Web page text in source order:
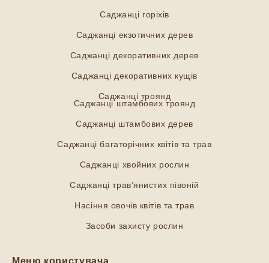
Саджанці горіхів
Саджанці екзотичних дерев
Саджанці декоративних дерев
Саджанці декоративних кущів
Саджанці троянд
Саджанці штамбових троянд
Саджанці штамбових дерев
Саджанці багаторічних квітів та трав
Саджанці хвойних рослин
Саджанці трав’янистих півоній
Насіння овочів квітів та трав
Засоби захисту рослин
Меню користувача